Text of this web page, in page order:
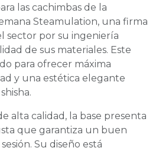
las cachimbas de la
Steamulation, una firma
sector por su ingeniería
de sus materiales. Este
para ofrecer máxima
y una estética elegante
alta calidad, la base presenta
que garantiza un buen
Su diseño está